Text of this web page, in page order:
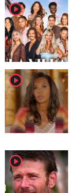
player2
player2
player2